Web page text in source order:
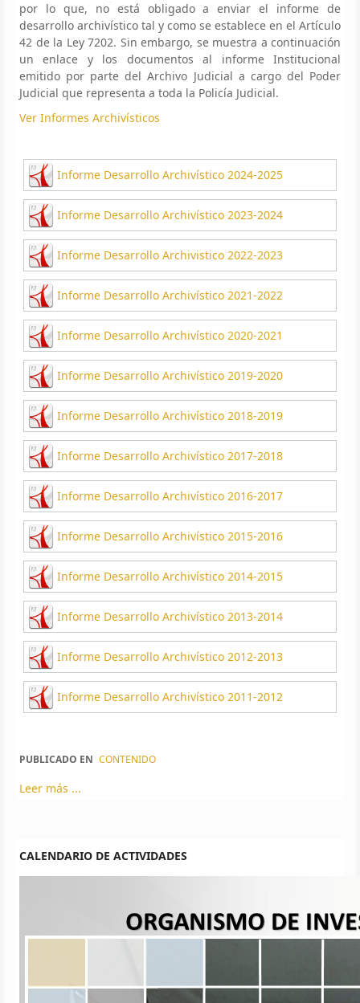
por lo que, no está obligado a enviar el informe de
desarrollo archivístico tal y como se establece en el Artículo
42 de la Ley 7202. Sin embargo, se muestra a continuación
un enlace y los documentos al informe Institucional
emitido por parte del Archivo Judicial a cargo del Poder
Judicial que representa a toda la Policía Judicial.
Ver Informes Archivísticos
Informe Desarrollo Archivístico 2024-2025
Informe Desarrollo Archivístico 2023-2024
Informe Desarrollo Archivistico 2022-2023
Informe Desarrollo Archivístico 2021-2022
Informe Desarrollo Archivístico 2020-2021
Informe Desarrollo Archivístico 2019-2020
Informe Desarrollo Archivístico 2018-2019
Informe Desarrollo Archivístico 2017-2018
Informe Desarrollo Archivístico 2016-2017
Informe Desarrollo Archivístico 2015-2016
Informe Desarrollo Archivístico 2014-2015
Informe Desarrollo Archivístico 2013-2014
Informe Desarrollo Archivístico 2012-2013
Informe Desarrollo Archivístico 2011-2012
PUBLICADO EN CONTENIDO
Leer más ...
CALENDARIO DE ACTIVIDADES